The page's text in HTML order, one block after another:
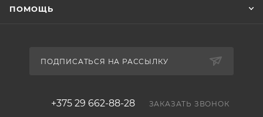
ПОМОЩЬ
ПОДПИСАТЬСЯ НА РАССЫЛКУ
+375 29 662-88-28 ЗАКАЗАТЬ ЗВОНОК